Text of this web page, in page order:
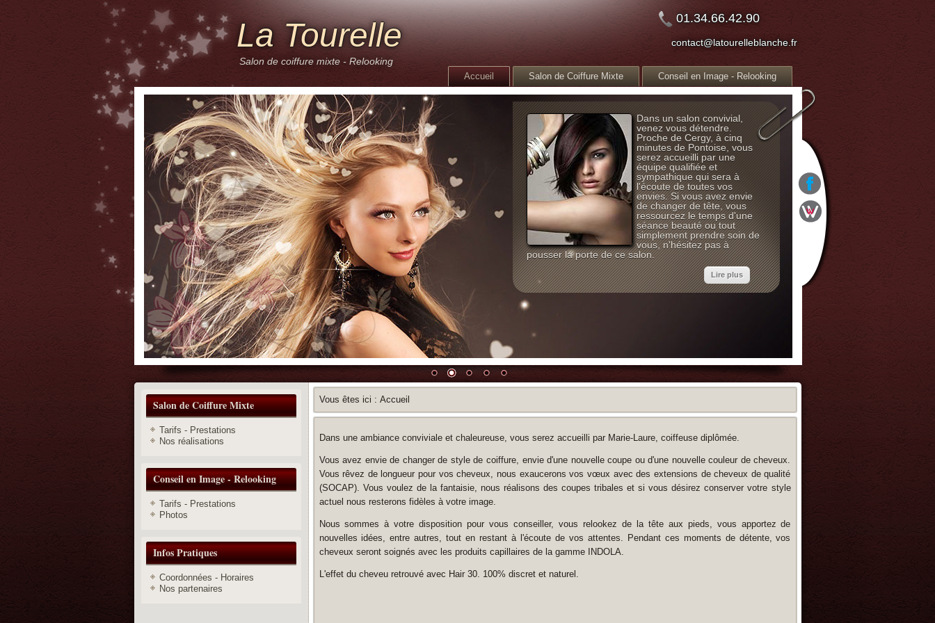
Lire plus
Dans un salon convivial,
venez vous détendre.
Proche de Cergy, à cinq
minutes de Pontoise, vous
serez accueilli par une
équipe qualifiée et
sympathique qui sera à
l'écoute de toutes vos
envies. Si vous avez envie
de changer de tête, vous
ressourcez le temps d'une
séance beauté ou tout
simplement prendre soin de
vous, n'hésitez pas à
pousser la porte de ce salon.
01.34.66.42.90
contact@latourelleblanche.fr
La Tourelle
Salon de coiffure mixte - Relooking
Accueil Salon de Coiffure Mixte Conseil en Image - Relooking
Salon de Coiffure Mixte
Tarifs - Prestations
Nos réalisations
Conseil en Image - Relooking
Tarifs - Prestations
Photos
Infos Pratiques
Coordonnées - Horaires
Nos partenaires
Vous êtes ici : Accueil
Dans une ambiance conviviale et chaleureuse, vous serez accueilli par Marie-Laure, coiffeuse diplômée.
Vous avez envie de changer de style de coiffure, envie d'une nouvelle coupe ou d'une nouvelle couleur de cheveux.
Vous rêvez de longueur pour vos cheveux, nous exaucerons vos vœux avec des extensions de cheveux de qualité
(SOCAP). Vous voulez de la fantaisie, nous réalisons des coupes tribales et si vous désirez conserver votre style
actuel nous resterons fidèles à votre image.
Nous sommes à votre disposition pour vous conseiller, vous relookez de la tête aux pieds, vous apportez de
nouvelles idées, entre autres, tout en restant à l'écoute de vos attentes. Pendant ces moments de détente, vos
cheveux seront soignés avec les produits capillaires de la gamme INDOLA.
L'effet du cheveu retrouvé avec Hair 30. 100% discret et naturel.